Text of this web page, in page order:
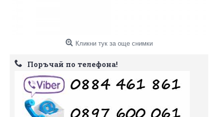
Кликни тук за още снимки
Поръчай по телефона!